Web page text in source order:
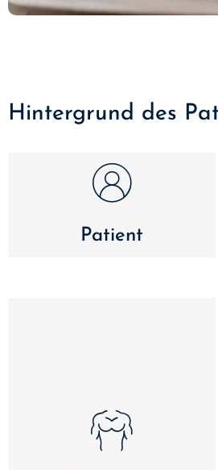
Hintergrund des
Patient